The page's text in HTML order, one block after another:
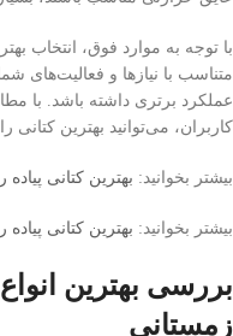
با توجه به موارد فوق، انتخاب
متناسب با نیازها و فعالیت‌های
عملکرد برتری داشته باشد. با
کاربران، می‌توانید بهترین کتانی
بیشتر بخوانید: بهترین کتانی
بیشتر بخوانید: بهترین کتانی پیاده
بررسی بهترین
زمستانی